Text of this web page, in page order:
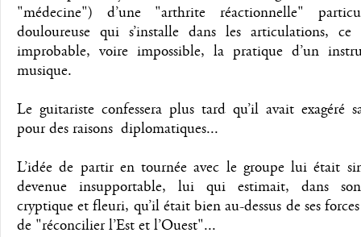
"médecine") d’une "arthrite réactionnelle"
douloureuse qui s’installe dans les articulations,
improbable, voire impossible, la pratique d’un
musique.
Le guitariste confessera plus tard qu’il avait exagéré
pour des raisons diplomatiques...
L’idée de partir en tournée avec le groupe lui était
devenue insupportable, lui qui estimait, dans
cryptique et fleuri, qu’il était bien au-dessus de ses
de "réconcilier l’Est et l’Ouest"...